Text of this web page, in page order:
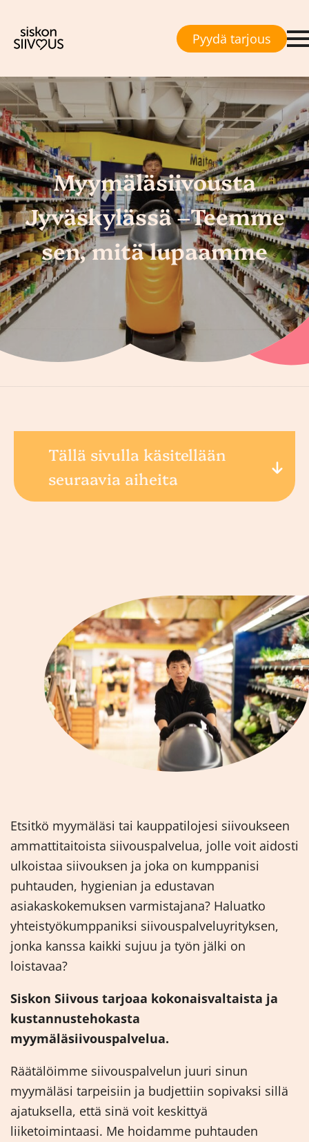
Pyydä tarjous
Myymäläsiivousta
Jyväskylässä –Teemme
sen, mitä lupaamme
Tällä sivulla käsitellään
seuraavia aiheita
Etsitkö myymäläsi tai kauppatilojesi siivoukseen
ammattitaitoista siivouspalvelua, jolle voit aidosti
ulkoistaa siivouksen ja joka on kumppanisi
puhtauden, hygienian ja edustavan
asiakaskokemuksen varmistajana? Haluatko
yhteistyökumppaniksi siivouspalveluyrityksen,
jonka kanssa kaikki sujuu ja työn jälki on
loistavaa?
Siskon Siivous tarjoaa kokonaisvaltaista ja
kustannustehokasta
myymäläsiivouspalvelua.
Räätälöimme siivouspalvelun juuri sinun
myymäläsi tarpeisiin ja budjettiin sopivaksi sillä
ajatuksella, että sinä voit keskittyä
liiketoimintaasi. Me hoidamme puhtauden